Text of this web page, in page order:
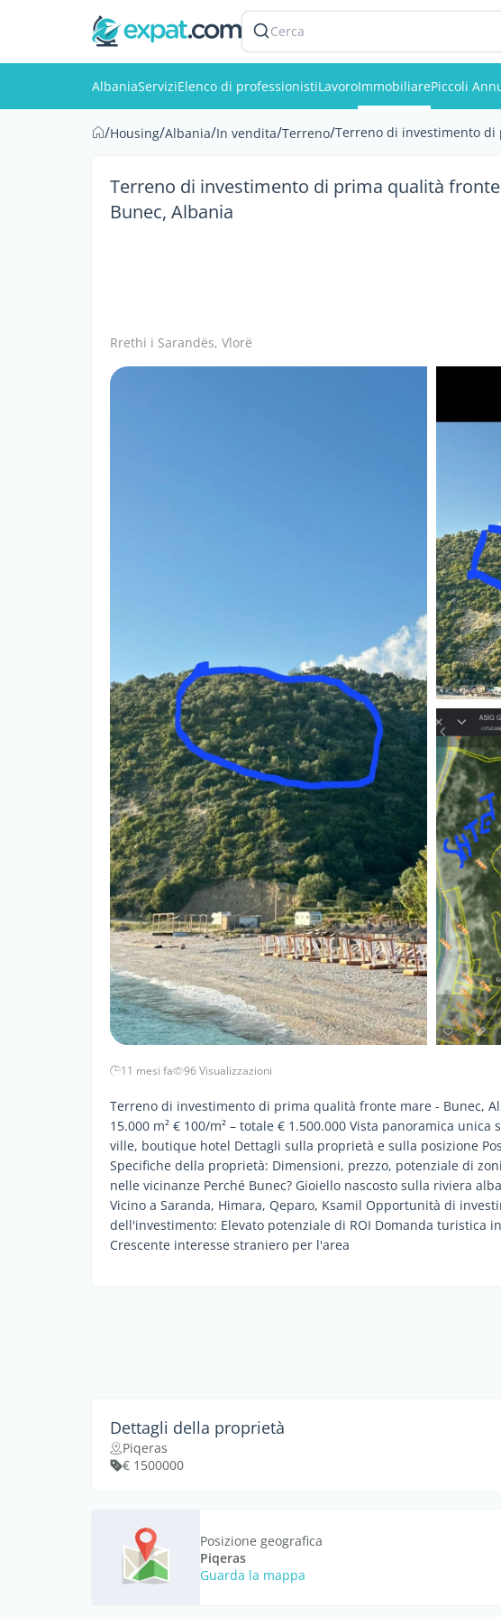
Cerca
AlbaniaServiziElenco di professionistiLavoroImmobiliarePiccoli
/Housing/Albania/In vendita/Terreno/Terreno di investimento
Terreno di investimento di prima qualità
Bunec, Albania
Rrethi i Sarandës, Vlorë
11 mesi fa 96 Visualizzazioni
Terreno di investimento di prima qualità fronte mare - Bunec,
15.000 m² € 100/m² – totale € 1.500.000 Vista panoramica
ville, boutique hotel Dettagli sulla proprietà e sulla posizione
Specifiche della proprietà: Dimensioni, prezzo, potenziale di
nelle vicinanze Perché Bunec? Gioiello nascosto sulla riviera
Vicino a Saranda, Himara, Qeparo, Ksamil Opportunità di
dell'investimento: Elevato potenziale di ROI Domanda turistica
Crescente interesse straniero per l'area
Dettagli della proprietà
Piqeras
€ 1500000
Posizione geografica
Piqeras
Guarda la mappa